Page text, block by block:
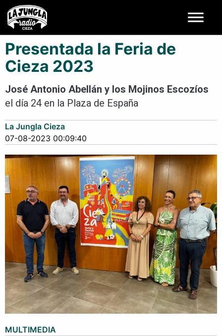
Presentada la Feria de
Cieza 2023
José Antonio Abellán y los Mojinos Escozíos
el día 24 en la Plaza de España
La Jungla Cieza
07-08-2023 00:09:40
MULTIMEDIA